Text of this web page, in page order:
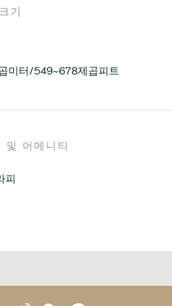
기
미터/549~678제곱피트
및 어메니티
피